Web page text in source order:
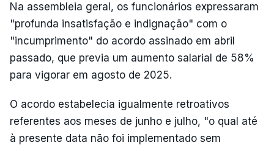
Na assembleia geral, os funcionários expressaram
"profunda insatisfação e indignação" com o
"incumprimento" do acordo assinado em abril
passado, que previa um aumento salarial de 58%
para vigorar em agosto de 2025.
O acordo estabelecia igualmente retroativos
referentes aos meses de junho e julho, "o qual até
à presente data não foi implementado sem